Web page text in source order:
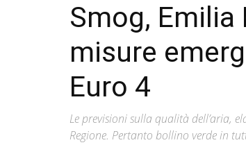
Smog,
misure
Euro 4
Le previsioni sulla qualità dell’aria,
Regione. Pertanto bollino verde in